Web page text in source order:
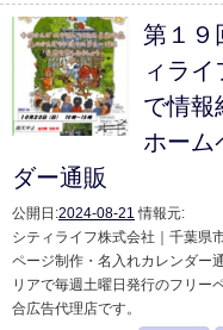
第１９
ィラ
で情報
ホーム
ダー通販
公開日:2024-08-21 情報元:
シティライフ株式会社｜千葉県
ページ制作・名入れカレンダー
リアで毎週土曜日発行のフリー
合広告代理店です。